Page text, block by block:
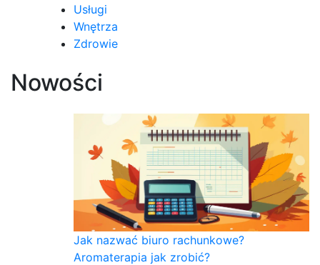
Usługi
Wnętrza
Zdrowie
Nowości
Jak nazwać biuro rachunkowe?
Aromaterapia jak zrobić?